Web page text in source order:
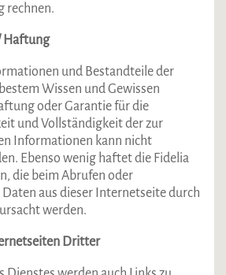
rechnen.
Haftung
und Bestandteile der
Wissen und Gewissen
oder Garantie für die
und Vollständigkeit der zur
Informationen kann nicht
Ebenso wenig haftet die Fidelia
die beim Abrufen oder
aus dieser Internetseite durch
werden.
Dritter